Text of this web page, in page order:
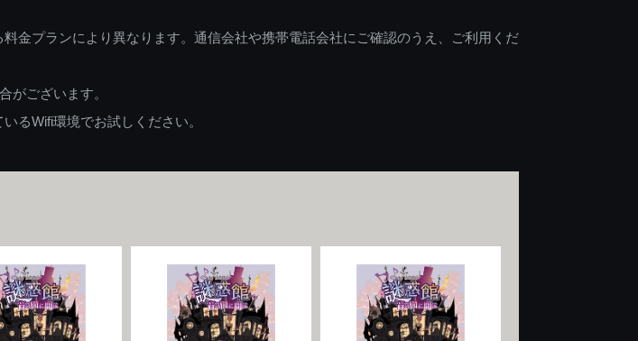
金プランにより異なります。通信会社や携帯電話会社にご確認のうえ、ご利用くだ
がございます。
るWifi環境でお試しください。